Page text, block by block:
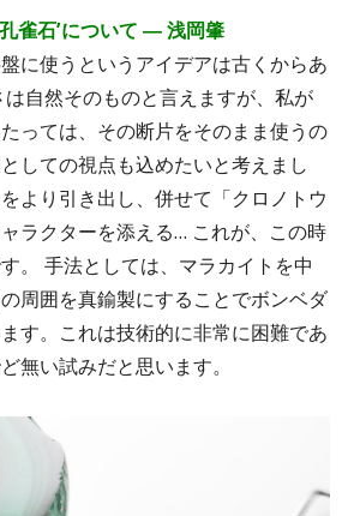
雀石’について ― 浅岡肇
に使うというアイデアは古くからあ
は自然そのものと言えますが、私が
っては、その断片をそのまま使うの
しての視点も込めたいと考えまし
より引き出し、併せて「クロノトウ
ラクターを添える… これが、この時
。 手法としては、マラカイトを中
周囲を真鍮製にすることでボンベダ
す。これは技術的に非常に困難であ
無い試みだと思います。